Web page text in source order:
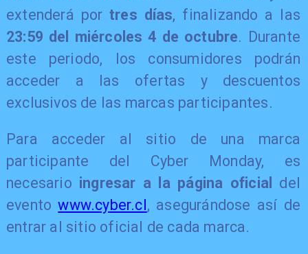
extenderá por tres días, finalizando a las
23:59 del miércoles 4 de octubre. Durante
este periodo, los consumidores podrán
acceder a las ofertas y descuentos
exclusivos de las marcas participantes.
Para acceder al sitio de una marca
participante del Cyber Monday, es
necesario ingresar a la página oficial del
eventowww.cyber.cl, asegurándose así de
entrar al sitio oficial de cada marca.